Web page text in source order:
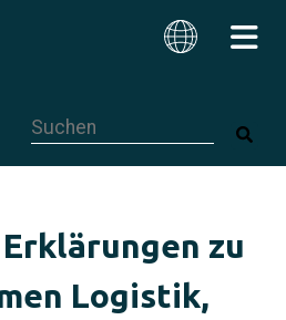
zu
Logistik,